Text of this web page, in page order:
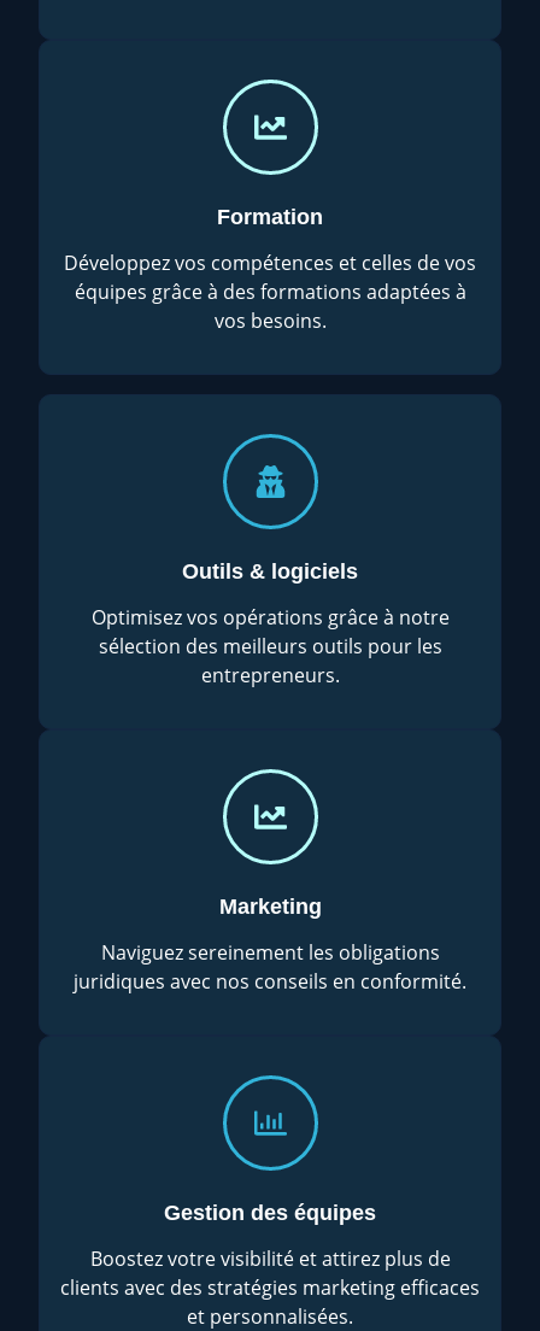
Formation
Développez vos compétences et celles de vos
équipes grâce à des formations adaptées à
vos besoins.
Outils & logiciels
Optimisez vos opérations grâce à notre
sélection des meilleurs outils pour les
entrepreneurs.
Marketing
Naviguez sereinement les obligations
juridiques avec nos conseils en conformité.
Gestion des équipes
Boostez votre visibilité et attirez plus de
clients avec des stratégies marketing efficaces
et personnalisées.